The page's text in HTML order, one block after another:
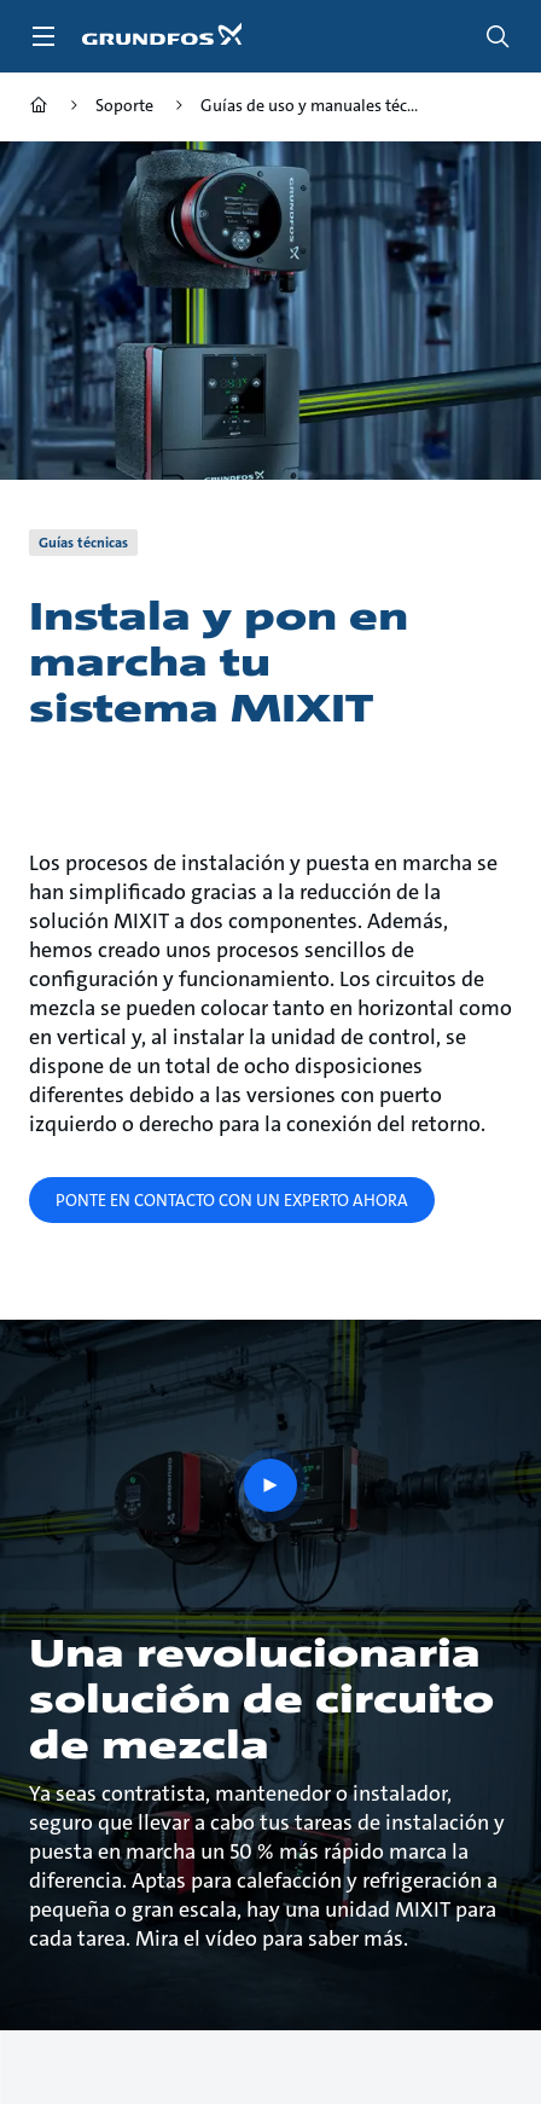
Soporte Guías de uso y manuales téc...
Guías técnicas
Instala y pon en
marcha tu
sistema MIXIT
Los procesos de instalación y puesta en marcha se
han simplificado gracias a la reducción de la
solución MIXIT a dos componentes. Además,
hemos creado unos procesos sencillos de
configuración y funcionamiento. Los circuitos de
mezcla se pueden colocar tanto en horizontal como
en vertical y, al instalar la unidad de control, se
dispone de un total de ocho disposiciones
diferentes debido a las versiones con puerto
izquierdo o derecho para la conexión del retorno.
PONTE EN CONTACTO CON UN EXPERTO AHORA
Una revolucionaria
solución de circuito
de mezcla
Ya seas contratista, mantenedor o instalador,
seguro que llevar a cabo tus tareas de instalación y
puesta en marcha un 50 % más rápido marca la
diferencia. Aptas para calefacción y refrigeración a
pequeña o gran escala, hay una unidad MIXIT para
cada tarea. Mira el vídeo para saber más.
play
button